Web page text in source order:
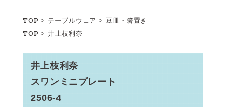
TOP > テーブルウェア > 豆皿・箸置き
TOP > 井上枝利奈
井上枝利奈
スワンミニプレート
2506-4